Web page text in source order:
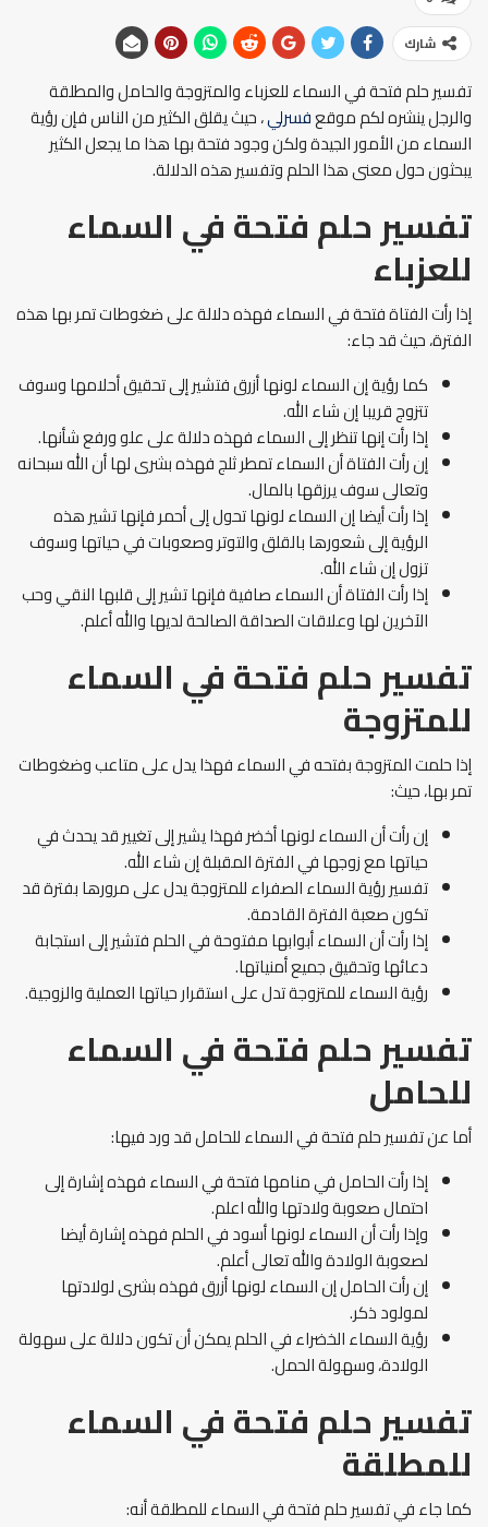
شارك
تفسير حلم فتحة في السماءللعزباء والمتزوجة والحامل والمطلقة
والرجل ينشره لكم موقعفسرلي، حيث يقلق الكثير من الناس فإن رؤية
السماء من الأمور الجيدة ولكن وجود فتحة بها هذا ما يجعل الكثير
يبحثون حول معنى هذا الحلم وتفسير هذه الدلالة.
تفسير حلم فتحة في السماء
للعزباء
إذا رأت الفتاة فتحة في السماء فهذه دلالة على ضغوطات تمر بها هذه
الفترة، حيث قد جاء:
كما رؤية إن السماء لونها أزرق فتشير إلى تحقيق أحلامها وسوف
تتزوج قريبا إن شاء الله.
إذا رأت إنها تنظر إلى السماء فهذه دلالة على علو ورفع شأنها.
إن رأت الفتاة أن السماء تمطر ثلج فهذه بشرى لها أن الله سبحانه
وتعالى سوف يرزقها بالمال.
إذا رأت أيضا إن السماء لونها تحول إلى أحمر فإنها تشير هذه
الرؤية إلى شعورها بالقلق والتوتر وصعوبات في حياتها وسوف
تزول إن شاء الله.
إذا رأت الفتاة أن السماء صافية فإنها تشير إلى قلبها النقي وحب
الآخرين لها وعلاقات الصداقة الصالحة لديها والله أعلم.
تفسير حلم فتحة في السماء
للمتزوجة
إذا حلمت المتزوجة بفتحه في السماء فهذا يدل على متاعب وضغوطات
تمر بها، حيث:
إن رأت أن السماء لونها أخضر فهذا يشير إلى تغيير قد يحدث في
حياتها مع زوجها في الفترة المقبلة إن شاء الله.
تفسير رؤية السماء الصفراء للمتزوجة يدل على مرورها بفترة قد
تكون صعبة الفترة القادمة.
إذا رأت أن السماء أبوابها مفتوحة في الحلم فتشير إلى استجابة
دعائها وتحقيق جميع أمنياتها.
رؤية السماء للمتزوجة تدل على استقرار حياتها العملية والزوجية.
تفسير حلم فتحة في السماء
للحامل
أما عنتفسير حلم فتحة في السماء للحامل قد ورد فيها:
إذا رأت الحامل في منامها فتحة في السماء فهذه إشارة إلى
احتمال صعوبة ولادتها والله اعلم.
وإذا رأت أن السماء لونها أسود في الحلم فهذه إشارة أيضا
لصعوبة الولادة والله تعالى أعلم.
إن رأت الحامل إن السماء لونها أزرق فهذه بشرى لولادتها
لمولود ذكر.
رؤية السماء الخضراء في الحلم يمكن أن تكون دلالة على سهولة
الولادة، وسهولة الحمل.
تفسير حلم فتحة في السماء
للمطلقة
كما جاء في تفسير حلم فتحة في السماء للمطلقة أنه: